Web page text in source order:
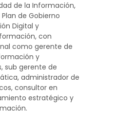
de la Información,
de Gobierno
Digital y
con
como gerente de
y
sub gerente de
administrador de
consultor en
estratégico y